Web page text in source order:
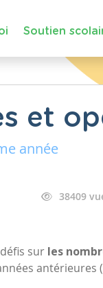
Soutien
et
année
38409
sur les
antérieures